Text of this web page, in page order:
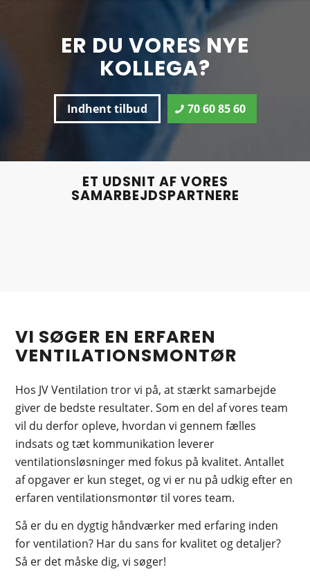
ER DU VORES NYE
KOLLEGA?
Indhent tilbud 70 60 85 60
ET UDSNIT AF VORES
SAMARBEJDSPARTNERE
VI SØGER EN ERFAREN
VENTILATIONS­MONTØR
Hos JV Ventilation tror vi på, at stærkt samarbejde
giver de bedste resultater. Som en del af vores team
vil du derfor opleve, hvordan vi gennem fælles
indsats og tæt kommunikation leverer
ventilationsløsninger med fokus på kvalitet. Antallet
af opgaver er kun steget, og vi er nu på udkig efter en
erfaren ventilationsmontør til vores team.
Så er du en dygtig håndværker med erfaring inden
for ventilation? Har du sans for kvalitet og detaljer?
Så er det måske dig, vi søger!